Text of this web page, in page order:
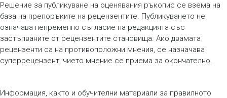
Решение за публикуване на оценявания ръкопис се взема на
база на препоръките на рецензентите. Публикуването не
означава непременно съгласие на редакцията със
застъпваните от рецензентите становища. Ако двамата
рецензенти са на противоположни мнения, се назначава
суперрецензент, чието мнение се приема за окончателно.
Информация, както и обучителни материали за правилното